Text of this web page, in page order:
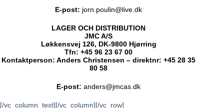
E-post: jorn.poulin@live.dk
LAGER OCH DISTRIBUTION
JMC A/S
Løkkensvej 126, DK-9800 Hjørring
Tfn: +45 96 23 67 00
Kontaktperson: Anders Christensen – direktnr: +45 28 35
80 58
E-post:anders@jmcas.dk
[/vc_column_text][/vc_column][/vc_row]